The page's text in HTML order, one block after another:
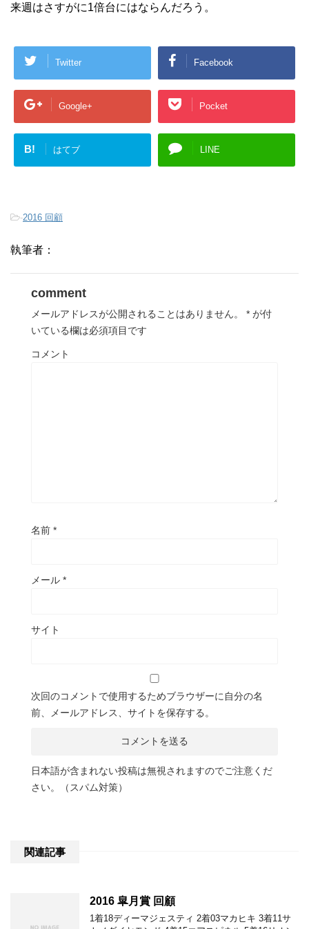
来週はさすがに1倍台にはならんだろう。
Twitter Facebook
Google+ Pocket
B! はてブ LINE
-2016 回顧
執筆者：
comment
メールアドレスが公開されることはありません。 * が付
いている欄は必須項目です
コメント
名前 *
メール *
サイト
次回のコメントで使用するためブラウザーに自分の名
前、メールアドレス、サイトを保存する。
日本語が含まれない投稿は無視されますのでご注意くだ
さい。（スパム対策）
関連記事
2016 皐月賞 回顧
1着18ディーマジェスティ 2着03マカヒキ 3着11サ